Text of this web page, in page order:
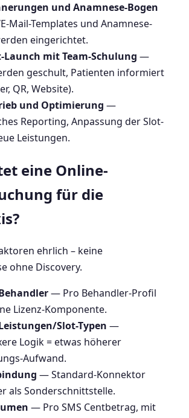
und Anamnese-Bogen
Mail-Templates und Anamnese-
eingerichtet.
Launch mit Team-Schulung —
geschult, Patienten informiert
QR, Website).
und Optimierung —
Reporting, Anpassung der Slot-
Leistungen.
eine Online-
für die
ehrlich – keine
ohne Discovery.
— Pro Behandler-Profil
Lizenz-Komponente.
Slot-Typen —
Logik = etwas höherer
Aufwand.
— Standard-Konnektor
als Sonderschnittstelle.
— Pro SMS Centbetrag, mit